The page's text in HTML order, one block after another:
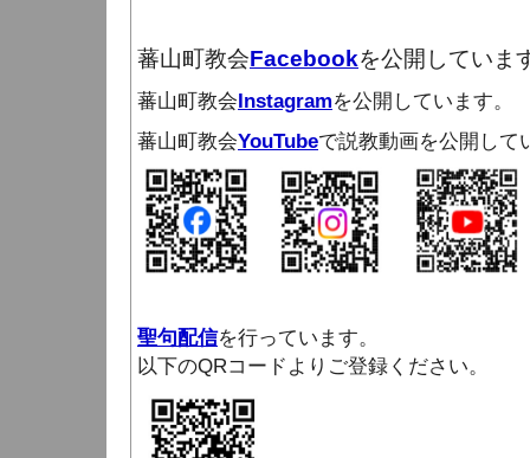
蕃山町教会Facebookを公開していま
蕃山町教会Instagramを公開しています。
蕃山町教会YouTubeで説教動画を公開して
聖句配信を行っています。
以下のQRコードよりご登録ください。